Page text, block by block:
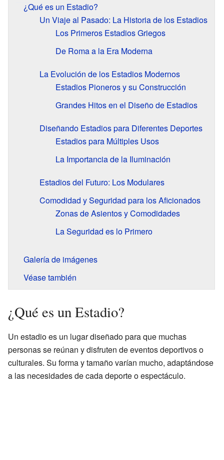
¿Qué es un Estadio?
Un Viaje al Pasado: La Historia de los Estadios
Los Primeros Estadios Griegos
De Roma a la Era Moderna
La Evolución de los Estadios Modernos
Estadios Pioneros y su Construcción
Grandes Hitos en el Diseño de Estadios
Diseñando Estadios para Diferentes Deportes
Estadios para Múltiples Usos
La Importancia de la Iluminación
Estadios del Futuro: Los Modulares
Comodidad y Seguridad para los Aficionados
Zonas de Asientos y Comodidades
La Seguridad es lo Primero
Galería de imágenes
Véase también
¿Qué es un Estadio?
Un estadio es un lugar diseñado para que muchas
personas se reúnan y disfruten de eventos deportivos o
culturales. Su forma y tamaño varían mucho, adaptándose
a las necesidades de cada deporte o espectáculo.